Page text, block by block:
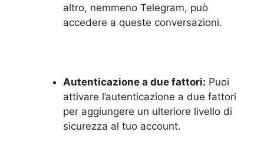
altro, nemmeno Telegram, può
accedere a queste conversazioni.
Autenticazione a due fattori: Puoi
attivare l’autenticazione a due fattori
per aggiungere un ulteriore livello di
sicurezza al tuo account.